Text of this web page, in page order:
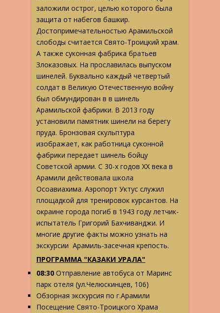
заложили острог, целью которого была
защита от набегов башкир.
Достопримечательностью Арамильской
слободы считается Свято-Троицкий храм.
А также суконная фабрика братьев
Злоказовых. На прославилась выпуском
шинелей. Буквально каждый четвертый
солдат в Великую Отечественную войну
был обмундирован в в шинель
Арамильской фабрики. В 2013 году
установили памятник шинели на берегу
пруда. Бронзовая скульптура
изображает, как работница суконной
фабрики передает шинель бойцу
Советской армии. С 30-х годов XX века в
Арамили действовала школа
Осоавиахима. Аэропорт Уктус служил
площадкой для тренировок курсантов. На
окраине города погиб в 1943 году летчик-
испытатель Григорий Бахчиванджи. И
многие другие факты можно узнать на
экскурсии Арамиль-засечная крепость.
ПРОГРАММА "КАЗАКИ УРАЛА"
08:30 Отправление автобуса от Маринс
парк отеля (ул.Челюскинцев, 106)
Обзорная экскурсия по г.Арамили
Посещение Свято-Троицкого Храма